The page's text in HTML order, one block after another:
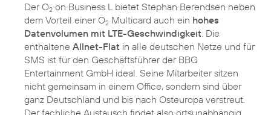
Der O2 on Business L bietet Stephan Berendsen neben
dem Vorteil einer O2 Multicard auch ein hohes
Datenvolumen mit LTE-Geschwindigkeit. Die
enthaltene Allnet-Flat in alle deutschen Netze und für
SMS ist für den Geschäftsführer der BBG
Entertainment GmbH ideal. Seine Mitarbeiter sitzen
nicht gemeinsam in einem Office, sondern sind über
ganz Deutschland und bis nach Osteuropa verstreut.